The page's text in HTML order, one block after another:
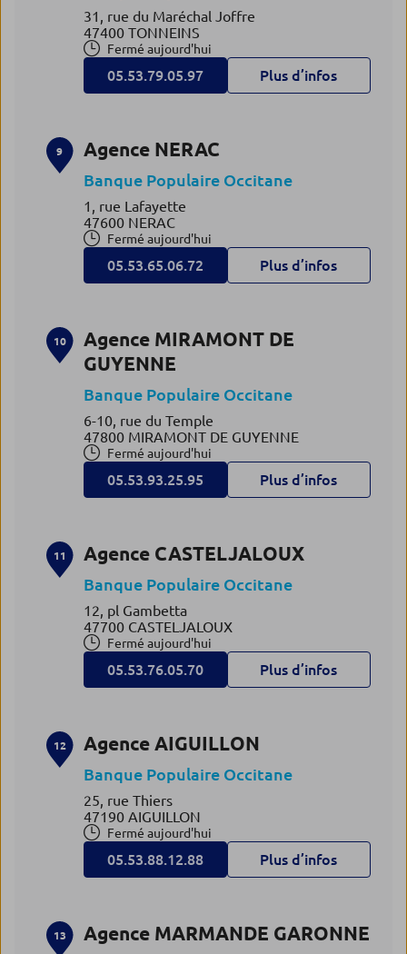
31, rue du Maréchal Joffre
47400 TONNEINS
Fermé aujourd'hui
05.53.79.05.97 Plus d’infos
9 Agence NERAC
Banque Populaire Occitane
1, rue Lafayette
47600 NERAC
Fermé aujourd'hui
05.53.65.06.72 Plus d’infos
10
Agence MIRAMONT DE
GUYENNE
Banque Populaire Occitane
6-10, rue du Temple
47800 MIRAMONT DE GUYENNE
Fermé aujourd'hui
05.53.93.25.95 Plus d’infos
11 Agence CASTELJALOUX
Banque Populaire Occitane
12, pl Gambetta
47700 CASTELJALOUX
Fermé aujourd'hui
05.53.76.05.70 Plus d’infos
12 Agence AIGUILLON
Banque Populaire Occitane
25, rue Thiers
47190 AIGUILLON
Fermé aujourd'hui
05.53.88.12.88 Plus d’infos
13 Agence MARMANDE GARONNE